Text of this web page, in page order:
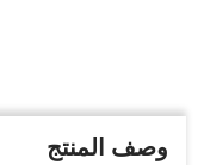
وصف المنتج